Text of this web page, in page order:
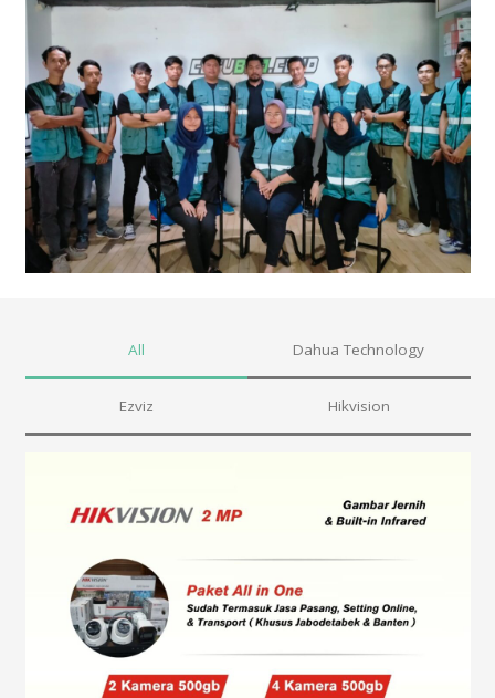
All Dahua Technology
Ezviz Hikvision